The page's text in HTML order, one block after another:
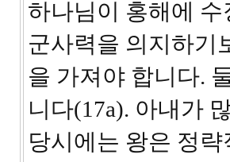
하나님이 홍해에
군사력을 의지하기
을 가져야 합니다.
니다(17a). 아내가
당시에는 왕은 정